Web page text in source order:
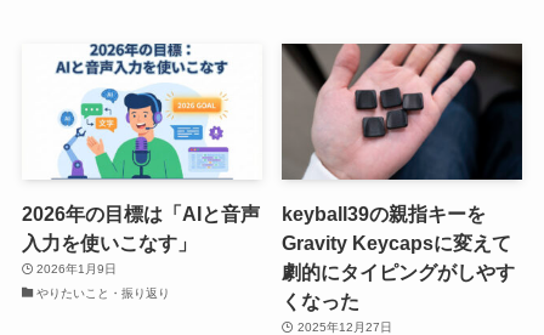
2026年の目標は「AIと音声
入力を使いこなす」
2026年1月9日
やりたいこと・振り返り
keyball39の親指キーを
Gravity Keycapsに変えて
劇的にタイピングがしやす
くなった
2025年12月27日